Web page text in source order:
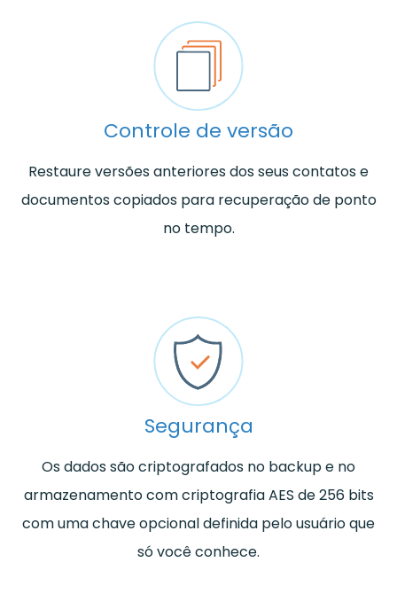
Controle de versão
Restaure versões anteriores dos seus contatos e
documentos copiados para recuperação de ponto
no tempo.
Segurança
Os dados são criptografados no backup e no
armazenamento com criptografia AES de 256 bits
com uma chave opcional definida pelo usuário que
só você conhece.